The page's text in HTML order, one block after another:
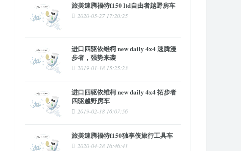
旅美速腾福特f150 ltd自由者越野房车
2020-05-27 17:20:25
进口四驱依维柯 new daily 4x4 速腾漫
步者，强势来袭
2019-01-18 15:25:23
进口四驱依维柯 new daily 4x4 拓步者
四驱越野房车
2019-02-18 16:07:56
旅美速腾福特f150独享侠旅行工具车
2020-04-28 16:46:41